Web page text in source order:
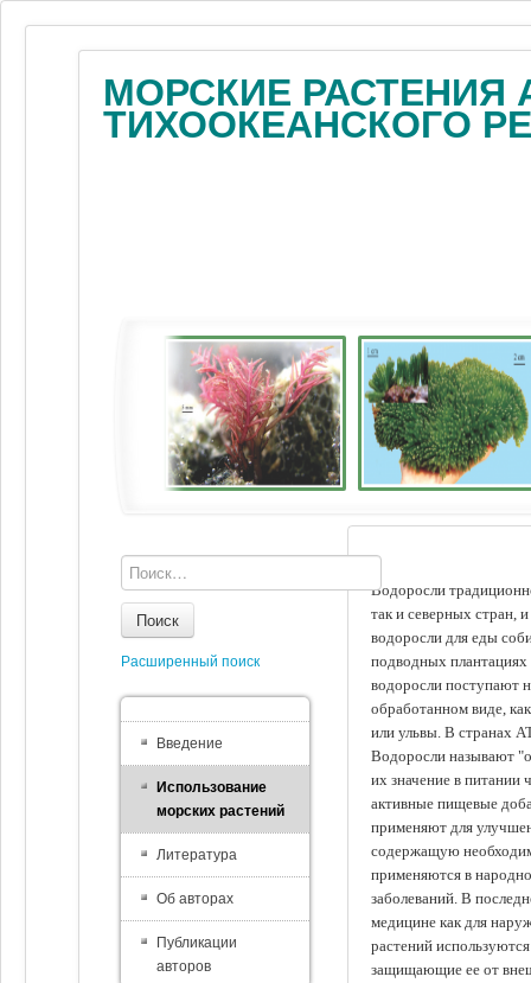
МОРСКИЕ РАСТЕНИЯ
ТИХООКЕАНСКОГО
Водоросли
так и северных стран,
водоросли для еды
подводных
водоросли поступают
обработанном виде,
или ульвы. В странах
Водоросли называют
их значение в питании
активные пищевые
применяют для
содержащую
применяются в
заболеваний. В
медицине как для
растений
защищающие ее от
Поиск
Расширенный поиск
Введение
Использование
морских растений
Литература
Об авторах
Публикации
авторов